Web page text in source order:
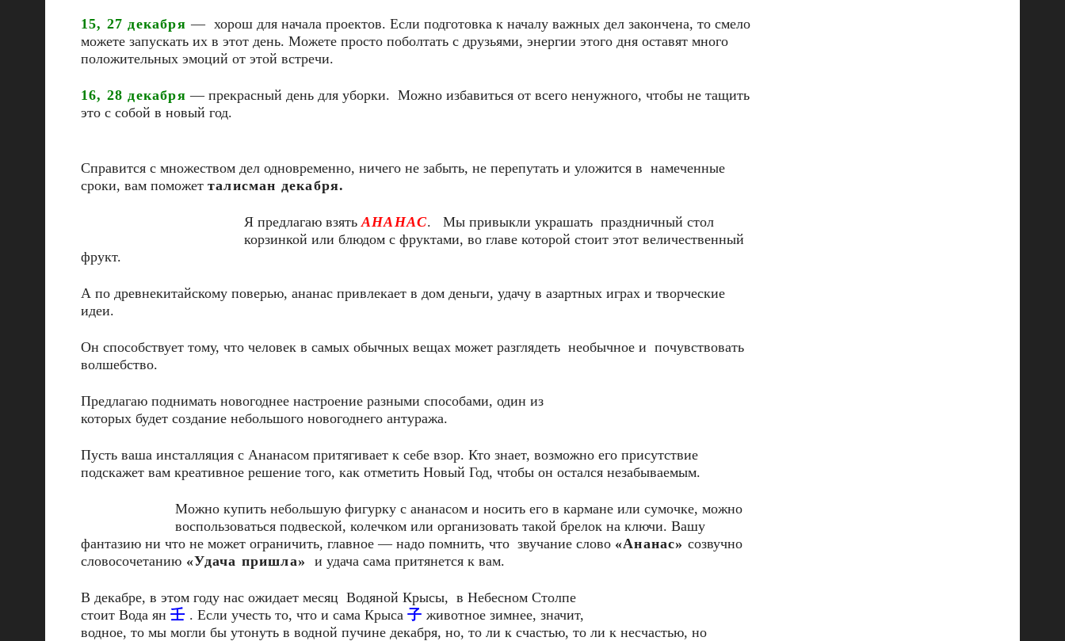
15, 27 декабря— хорош для начала проектов. Если подготовка к началу важных дел закончена, то смело
можете запускать их в этот день. Можете просто поболтать с друзьями, энергии этого дня оставят много
положительных эмоций от этой встречи.
16, 28 декабря — прекрасный день для уборки. Можно избавиться от всего ненужного, чтобы не тащить
это с собой в новый год.
Справится с множеством дел одновременно, ничего не забыть, не перепутать и уложится в намеченные
сроки, вам поможет талисман декабря.
Я предлагаю взятьАНАНАС. Мы привыкли украшать праздничный стол
корзинкой или блюдом с фруктами, во главе которой стоит этот величественный
фрукт.
А по древнекитайскому поверью, ананас привлекает в дом деньги, удачу в азартных играх и творческие
идеи.
Он способствует тому, что человек в самых обычных вещах может разглядеть необычное и почувствовать
волшебство.
Предлагаю поднимать новогоднее настроение разными способами, один из
которых будет создание небольшого новогоднего антуража.
Пусть ваша инсталляция с Ананасом притягивает к себе взор. Кто знает, возможно его присутствие
подскажет вам креативное решение того, как отметить Новый Год, чтобы он остался незабываемым.
Можно купить небольшую фигурку с ананасом и носить его в кармане или сумочке, можно
воспользоваться подвеской, колечком или организовать такой брелок на ключи. Вашу
фантазию ни что не может ограничить, главное — надо помнить, что звучание слово «Ананас» созвучно
словосочетанию «Удача пришла» и удача сама притянется к вам.
В декабре, в этом году нас ожидает месяц Водяной Крысы, в Небесном Столпе
стоит Вода ян 壬 . Если учесть то, что и сама Крыса子 животное зимнее, значит,
водное, то мы могли бы утонуть в водной пучине декабря, но, то ли к счастью, то ли к несчастью, но